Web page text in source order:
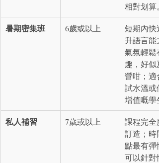
相對划算。
暑期密集班 6歲或以上
短期內快
升語言能
氣氛輕鬆有
趣，好似
營咁；適
試水溫或
增值嘅學
私人補習 7歲或以上
課程完全
訂造；時
點最有彈
可以針對